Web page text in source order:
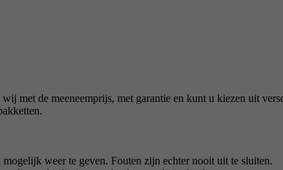
met de meeneemprijs, met garantie en kunt u kiezen uit
weer te geven. Fouten zijn echter nooit uit te sluiten.